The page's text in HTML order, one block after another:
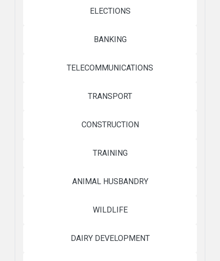
ELECTIONS
BANKING
TELECOMMUNICATIONS
TRANSPORT
CONSTRUCTION
TRAINING
ANIMAL HUSBANDRY
WILDLIFE
DAIRY DEVELOPMENT